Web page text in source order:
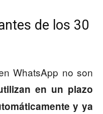
de los 30
WhatsApp no son
en un plazo
y ya